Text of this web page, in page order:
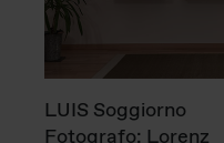
LUIS Soggiorno
Fotografo: Lorenz